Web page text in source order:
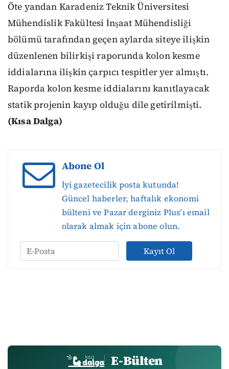
Öte yandan Karadeniz Teknik Üniversitesi
Mühendislik Fakültesi İnşaat Mühendisliği
bölümü tarafından geçen aylarda siteye ilişkin
düzenlenen bilirkişi raporunda kolon kesme
iddialarına ilişkin çarpıcı tespitler yer almıştı.
Raporda kolon kesme iddialarını kanıtlayacak
statik projenin kayıp olduğu dile getirilmişti.
(Kısa Dalga)
Abone Ol
İyi gazetecilik posta kutunda!
Güncel haberler, haftalık ekonomi
bülteni ve Pazar derginiz Plus’ı email
olarak almak için abone olun.
Kayıt Ol
E-Bülten